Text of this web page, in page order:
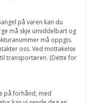
på varen kan du
må skje umiddelbart og
må oppgis.
oss. Ved mottakelse
transportøren. (Dette for
på forhånd, med